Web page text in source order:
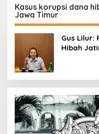
Belerang Kawah Ijen
Kasus korupsi dana
Jawa Timur
Gus Lilur:
Hibah